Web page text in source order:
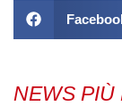
NEWS PIÙ